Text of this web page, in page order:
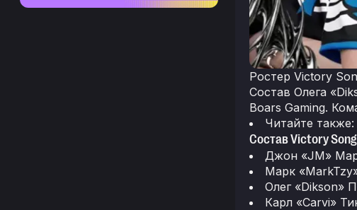
Ростер Victory
Состав Олега
Boars Gaming.
Читайте также:
Состав Victory
Джон «JM»
Марк
Олег «Dikson»
Карл «Carvi»